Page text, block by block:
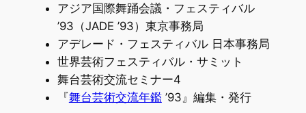
アジア国際舞踊会議・フェスティバル
’93（JADE ’93）東京事務局
アデレード・フェスティバル 日本事務局
世界芸術フェスティバル・サミット
舞台芸術交流セミナー4
『舞台芸術交流年鑑’93』編集・発行